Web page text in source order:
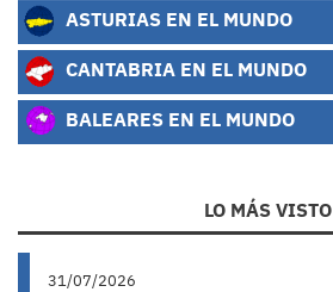
ASTURIAS EN EL MUNDO
CANTABRIA EN EL MUNDO
BALEARES EN EL MUNDO
LO MÁS VISTO
31/07/2026